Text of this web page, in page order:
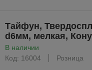
Тайфун,
d6мм, мелкая,
В наличии
Код: 16004
Розница